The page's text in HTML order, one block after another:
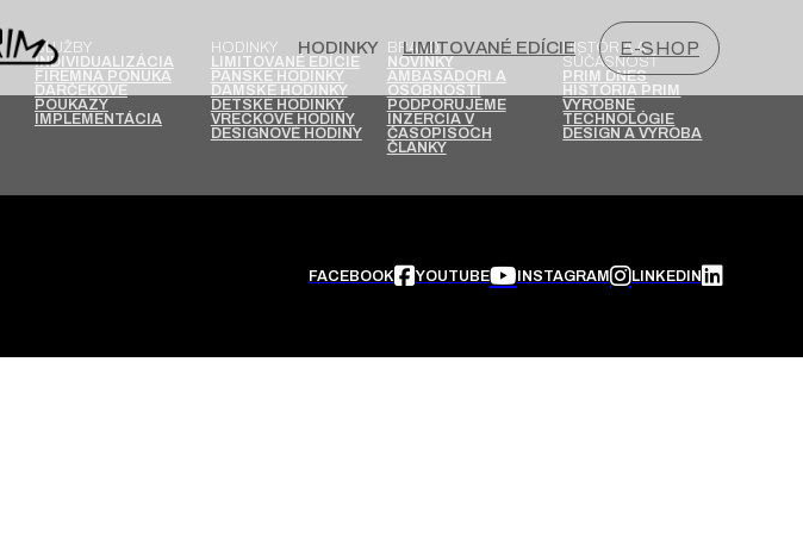
HODINKY LIMITOVANÉ EDÍCIE E-SHOP
SLUŽBY
INDIVIDUALIZÁCIA
FIREMNÁ PONUKA
DARČEKOVÉ
POUKAZY
IMPLEMENTÁCIA
HODINKY
LIMITOVANÉ EDÍCIE
PÁNSKE HODINKY
DÁMSKÉ HODINKY
DETSKÉ HODINKY
VRECKOVÉ HODINY
DESIGNOVÉ HODINY
BRAND
NOVINKY
AMBASÁDORI A
OSOBNOSTI
PODPORUJEME
INZERCIA V
ČASOPISOCH
ČLÁNKY
HISTÓRIA A
SÚČASNOSŤ
PRIM DNES
HISTÓRIA PRIM
VÝROBNÉ
TECHNOLÓGIE
DESIGN A VÝROBA
FACEBOOK YOUTUBE INSTAGRAM LINKEDIN